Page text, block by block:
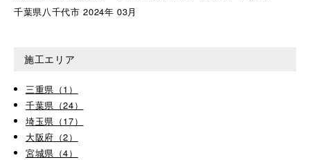
千葉県八千代市 2024年 03月
施工エリア
三重県（1）
千葉県（24）
埼玉県（17）
大阪府（2）
宮城県（4）